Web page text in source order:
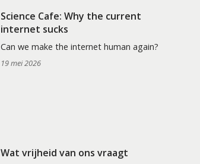
Science Cafe: Why the current
internet sucks
Can we make the internet human again?
19 mei 2026
Wat vrijheid van ons vraagt